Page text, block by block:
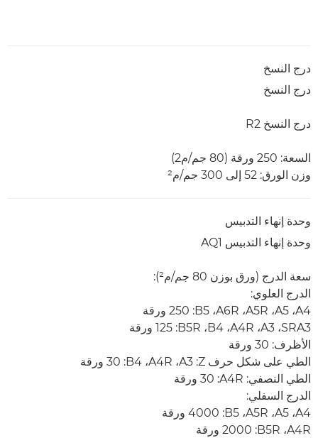
درج النسخ
درج النسخ
درج النسخ R2
السعة: 250 ورقة ‏(80 جم/م2)
وزن الورق: 52 إلى 300 جم/م²
وحدة إنهاء التدبيس
وحدة إنهاء التدبيس AQ1
سعة الدرج (ورق بوزن 80 جم/م²):
الدرج العلوي:
A4، ‏A5، ‏A5R، ‏A6R، ‏B5: ‏250 ورقة
SRA3،‏ A3‏، A4R‏، B4‏، B5R‏: 125 ورقة
الأظرف: 30 ورقة
الطي على شكل حرف Z‏: A3، ‏A4R‏، B4‏: 30 ورقة
الطي النصفي: A4R:‏ 30 ورقة
الدرج السفلي:
A4،‏ A5‏، A5R‏، B5‏: 4000 ورقة
A4R‏، B5R‏: 2000 ورقة